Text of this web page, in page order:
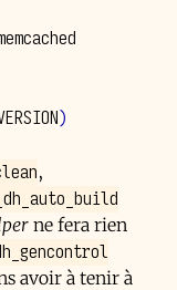
)
,
ne fera rien
avoir à tenir à